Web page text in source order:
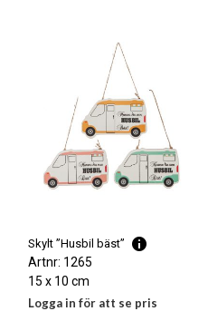
Skylt ”Husbil bäst”
Artnr: 1265
15 x 10 cm
Logga in för att se pris